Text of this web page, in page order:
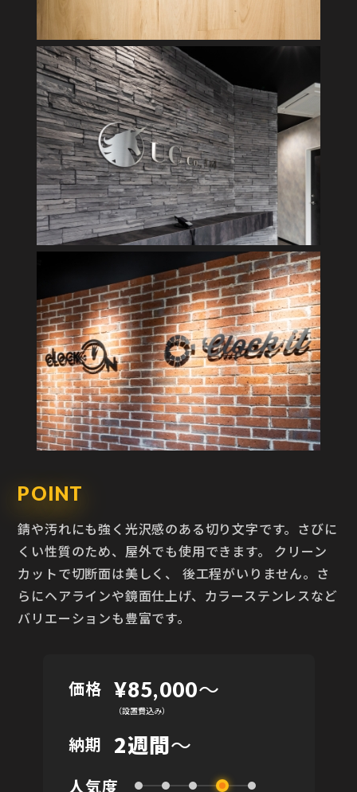
POINT
錆や汚れにも強く光沢感のある切り文字です。さびに
くい性質のため、屋外でも使用できます。 クリーン
カットで切断面は美しく、 後工程がいりません。さ
らにヘアラインや鏡面仕上げ、カラーステンレスなど
バリエーションも豊富です。
価格 ¥85,000〜
（設置費込み）
納期 2週間～
人気度